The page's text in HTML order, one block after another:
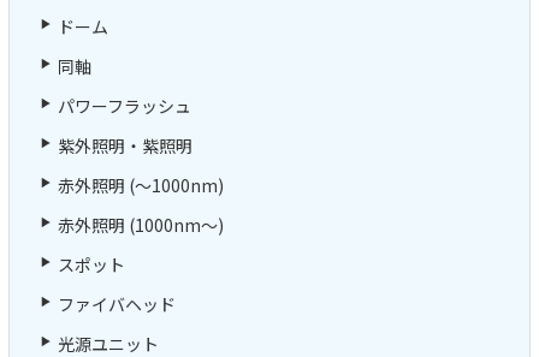
ドーム
同軸
パワーフラッシュ
紫外照明・紫照明
赤外照明 (～1000nm)
赤外照明 (1000nm～)
スポット
ファイバヘッド
光源ユニット